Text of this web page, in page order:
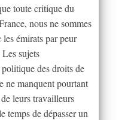
toute critique du
nous ne sommes
les émirats par peur
Les sujets
des droits de
ne manquent pourtant
leurs travailleurs
temps de dépasser un